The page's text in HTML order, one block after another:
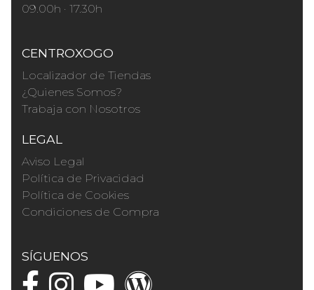
09.00h · 17.30h
CENTROXOGO
Localizador de Tiendas
¿Quienes Somos?
Trabaja con Nosotros
LEGAL
Aviso Legal
Política de Privacidad
Política de Cookies
Condiciones de Compra
SÍGUENOS